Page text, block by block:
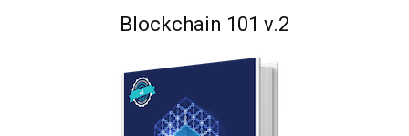
Blockchain 101 v.2